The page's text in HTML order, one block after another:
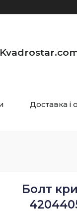
Доставка і
Болт